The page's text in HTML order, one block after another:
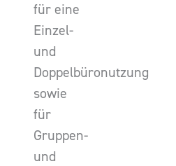
für eine
Einzel-
und
Doppelbüronutzung
sowie
für
Gruppen-
und